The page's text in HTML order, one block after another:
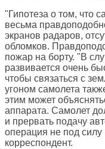
"Гипотеза о том, что
весьма
экранов радаров,
обломков.
пожар на борту. "В
развивается очень
чтобы связаться с
угоном самолета
этим может
аппарата. Самолет
и прервать подачу
операция не под
корреспондент.